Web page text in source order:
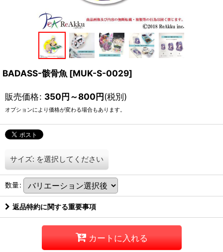
BADASS-骸骨魚 [MUK-S-0029]
販売価格: 350円～800円(税別)
オプションにより価格が変わる場合もあります。
サイズ: を選択してください
数量:
返品特約に関する重要事項
カートに入れる